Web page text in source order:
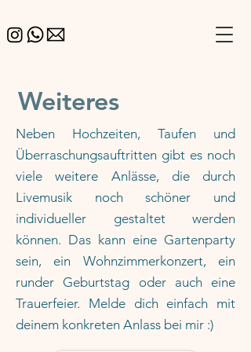
Weiteres
Neben Hochzeiten, Taufen und
Überraschungsauftritten gibt es noch
viele weitere Anlässe, die durch
Livemusik noch schöner und
individueller gestaltet werden
können. Das kann eine Gartenparty
sein, ein Wohnzimmerkonzert, ein
runder Geburtstag oder auch eine
Trauerfeier. Melde dich einfach mit
deinem konkreten Anlass bei mir :)